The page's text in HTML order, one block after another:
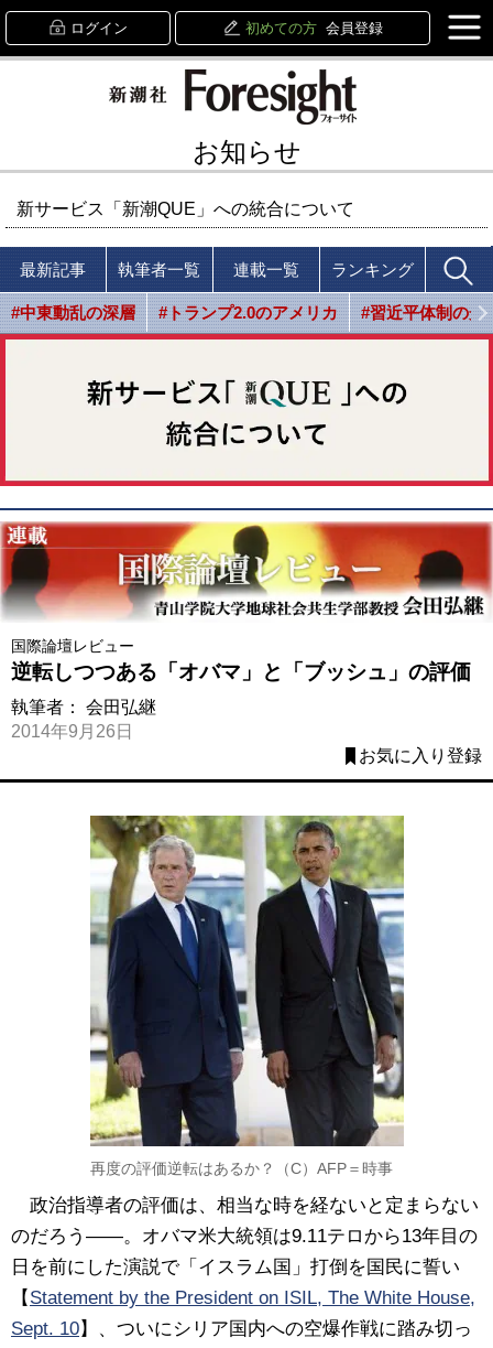
ログイン 初めての方 会員登録
お知らせ
新サービス「新潮QUE」への統合について
最新記事 執筆者一覧 連載一覧 ランキング
#中東動乱の深層 #トランプ2.0のアメリカ #習近平体制の光
国際論壇レビュー
逆転しつつある「オバマ」と「ブッシュ」の評価
執筆者： 会田弘継
2014年9月26日
お気に入り登録
再度の評価逆転はあるか？（C）AFP＝時事
政治指導者の評価は、相当な時を経ないと定まらない
のだろう――。オバマ米大統領は9.11テロから13年目の
日を前にした演説で「イスラム国」打倒を国民に誓い
【 Statement by the President on ISIL, The White House,
Sept. 10】、ついにシリア国内への空爆作戦に踏み切っ